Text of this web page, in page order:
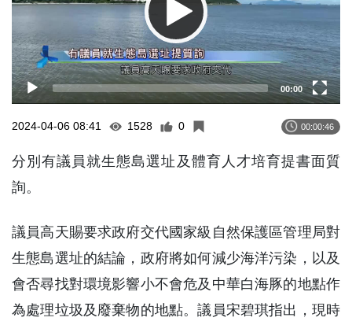
00:00
2024-04-06 08:41 1528 0 00:00:46
分別有議員就生態島選址及體育人才培育提書面質
詢。
議員高天賜要求政府交代國家級自然保護區管理局對
生態島選址的結論，政府將如何減少海洋污染，以及
會否尋找對環境影響小不會危及中華白海豚的地點作
為處理垃圾及廢棄物的地點。議員宋碧琪指出，現時